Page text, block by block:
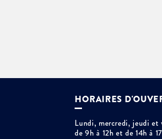
HORAIRES
Lundi, mercredi, jeudi et
de 9h à 12h et de 14h à